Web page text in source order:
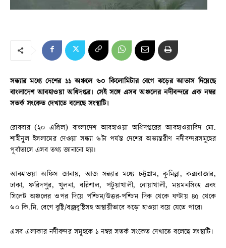
সন্ধ্যার মধ্যে দেশের ১১ অঞ্চলে ৬০ কিলোমিটার বেগে ঝড়ের আভাস দিয়েছে
বাংলাদেশ আবহাওয়া অধিদপ্তর। সেই সঙ্গে এসব অঞ্চলের নদীবন্দরে এক নম্বর
সতর্ক সংকেত দেখাতে বলেছে সংস্থাটি।
রোববার (২০ এপ্রিল) বাংলাদেশ আবহাওয়া অধিদপ্তরের আবহাওয়াবিদ মো.
শাহীনুল ইসলামের দেওয়া সন্ধ্যা ৬টা পর্যন্ত দেশের অভ্যন্তরীণ নদীবন্দরসমূহের
পূর্বাভাসে এসব তথ্য জানানো হয়।
আবহাওয়া অফিস জানায়, আজ সন্ধ্যার মধ্যে চট্টগ্রাম, কুমিল্লা, কক্সবাজার,
ঢাকা, ফরিদপুর, খুলনা, বরিশাল, পটুয়াখালী, নোয়াখালী, ময়মনসিংহ এবং
সিলেট অঞ্চলের ওপর দিয়ে পশ্চিম/উত্তর-পশ্চিম দিক থেকে ঘণ্টায় ৪৫ থেকে
৬০ কি.মি. বেগে বৃষ্টি/বজ্রবৃষ্টিসহ অস্থায়ীভাবে ঝড়ো হাওয়া বয়ে যেতে পারে।
এসব এলাকার নদীবন্দর সমূহকে ১ নম্বর সতর্ক সংকেত দেখাতে বলেছে সংস্থাটি।